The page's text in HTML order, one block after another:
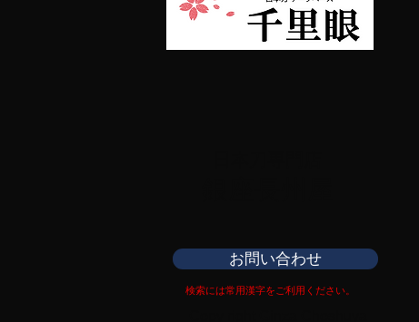
お問い合わせ
検索には常用漢字をご利用ください。